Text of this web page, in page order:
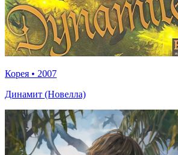
Корея • 2007
Динамит (Новелла)